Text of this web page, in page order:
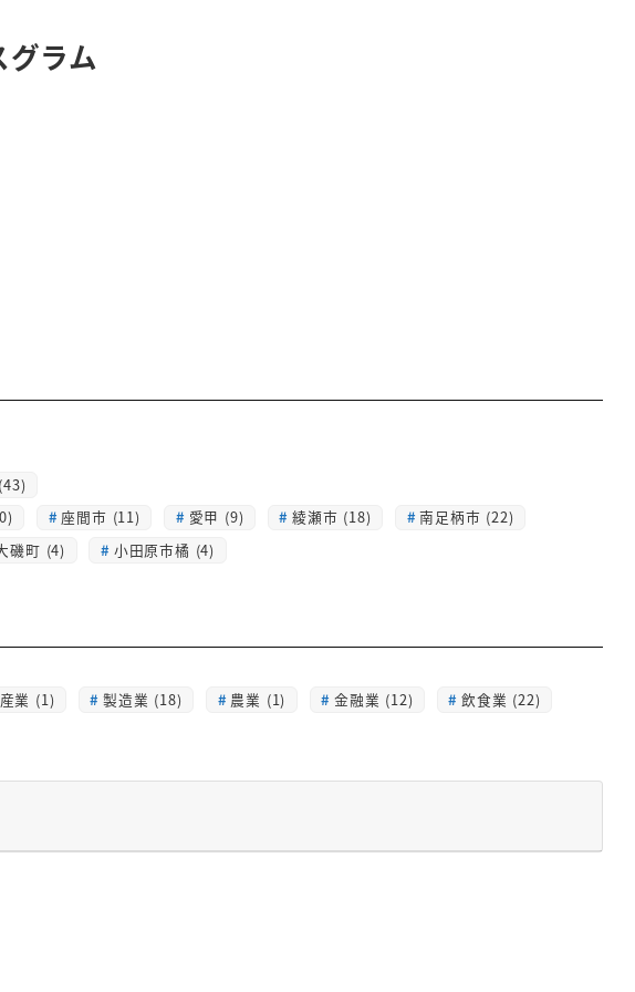
ラム
座間市 (11) 愛甲 (9) 綾瀬市 (18)
南足柄市 (22)
磯町 (4)
小田原市橘 (4)
業 (1) 製造業 (18) 農業 (1) 金融業 (12)
飲食業 (22)